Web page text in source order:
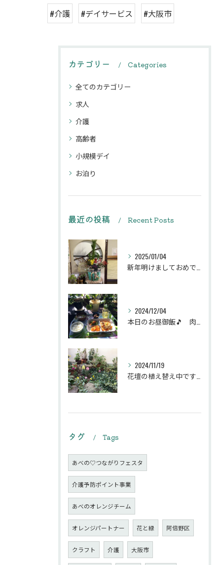
#介護 #デイサービス #大阪市
カテゴリー Categories
全てのカテゴリー
求人
介護
高齢者
小規模デイ
お泊り
最近の投稿 Recent Posts
2025/01/04
2024/12/04
2024/11/19
タグ Tags
あべの♡つながりフェスタ
介護予防ポイント事業
あべのオレンジチーム
オレンジパートナー 花と緑 阿倍野区
クラフト 介護 大阪市